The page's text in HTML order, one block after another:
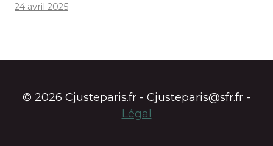
24 avril 2025
© 2026 Cjusteparis.fr - Cjusteparis@sfr.fr -
Légal